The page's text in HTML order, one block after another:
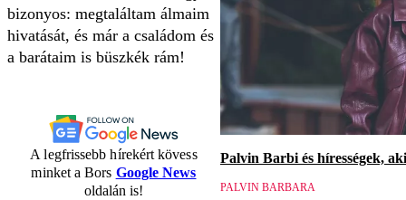
bizonyos: megtaláltam álmaim
hivatását, és már a családom és
a barátaim is büszkék rám!
A legfrissebb hírekért kövess
minket a Bors Google News
oldalán is!
Palvin Barbi és hírességek,
PALVIN BARBARA